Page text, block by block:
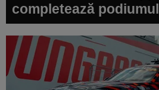
completează podiumul